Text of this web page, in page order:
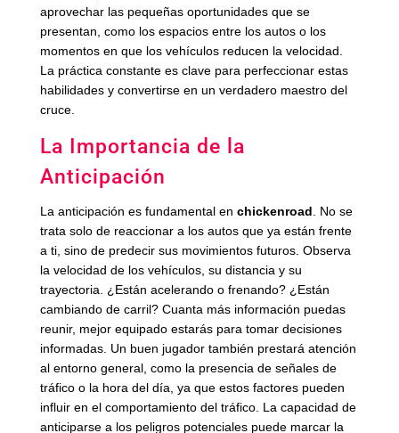
aprovechar las pequeñas oportunidades que se
presentan, como los espacios entre los autos o los
momentos en que los vehículos reducen la velocidad.
La práctica constante es clave para perfeccionar estas
habilidades y convertirse en un verdadero maestro del
cruce.
La Importancia de la
Anticipación
La anticipación es fundamental en chickenroad . No se
trata solo de reaccionar a los autos que ya están frente
a ti, sino de predecir sus movimientos futuros. Observa
la velocidad de los vehículos, su distancia y su
trayectoria. ¿Están acelerando o frenando? ¿Están
cambiando de carril? Cuanta más información puedas
reunir, mejor equipado estarás para tomar decisiones
informadas. Un buen jugador también prestará atención
al entorno general, como la presencia de señales de
tráfico o la hora del día, ya que estos factores pueden
influir en el comportamiento del tráfico. La capacidad de
anticiparse a los peligros potenciales puede marcar la